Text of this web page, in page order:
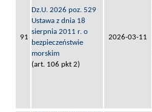
91
Dz.U. 2026 poz. 529
Ustawa z dnia 18
sierpnia 2011 r. o
bezpieczeństwie
morskim
(art. 106 pkt 2)
2026-03-11